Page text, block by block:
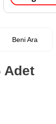
Beni Ara
Adet